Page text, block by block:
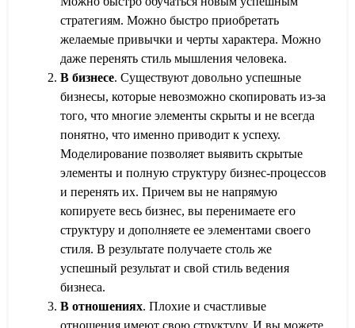
стратегиям. Можно быстро приобретать
желаемые привычки и черты характера. Можно
даже перенять стиль мышления человека.
В бизнесе. Существуют довольно успешные
бизнесы, которые невозможно скопировать из-за
того, что многие элементы скрыты и не всегда
понятно, что именно приводит к успеху.
Моделирование позволяет выявить скрытые
элементы и полную структуру бизнес-процессов
и перенять их. Причем вы не напрямую
копируете весь бизнес, вы перенимаете его
структуру и дополняете ее элементами своего
стиля. В результате получаете столь же
успешный результат и свой стиль ведения
бизнеса.
В отношениях. Плохие и счастливые
отношения имеют свою структуру. И вы можете